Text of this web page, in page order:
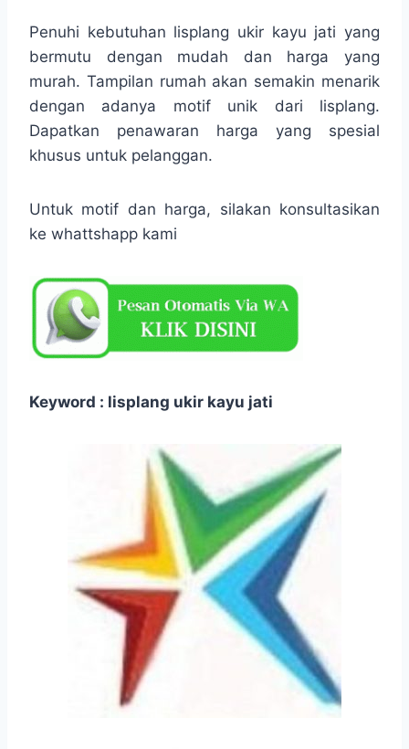
Penuhi kebutuhan lisplang ukir kayu jati yang
bermutu dengan mudah dan harga yang
murah. Tampilan rumah akan semakin menarik
dengan adanya motif unik dari lisplang.
Dapatkan penawaran harga yang spesial
khusus untuk pelanggan.
Untuk motif dan harga, silakan konsultasikan
ke whattshapp kami
Keyword : lisplang ukir kayu jati